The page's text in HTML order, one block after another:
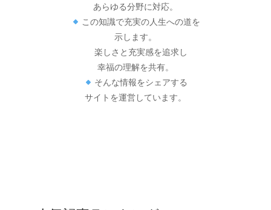
あらゆる分野に対応。
この知識で充実の人生への道を
示します。
楽しさと充実感を追求し
幸福の理解を共有。
そんな情報をシェアする
サイトを運営しています。